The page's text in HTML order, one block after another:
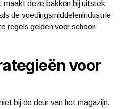
maakt deze bakken bij uitstek
de voedingsmiddelenindustrie
regels gelden voor schoon
voor
bij de deur van het magazijn.